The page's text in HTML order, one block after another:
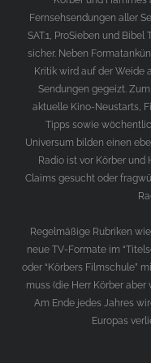
Fernsehsendungen aller
SAT.1, ProSieben und
sicher. Neben
Kritik wird auf der Weide
Sendungen gegeizt.
aktuelle Kino-Neustarts,
Tipps sowie
Universum bilden einen
Radio ist vor Körber
Claims gesucht oder
Regelmäßige Rubriken
neue TV-Formate im
oder “Körbers Filmschule”
muss (die Herr Körber
Am Ende jedes Jahres
Europas